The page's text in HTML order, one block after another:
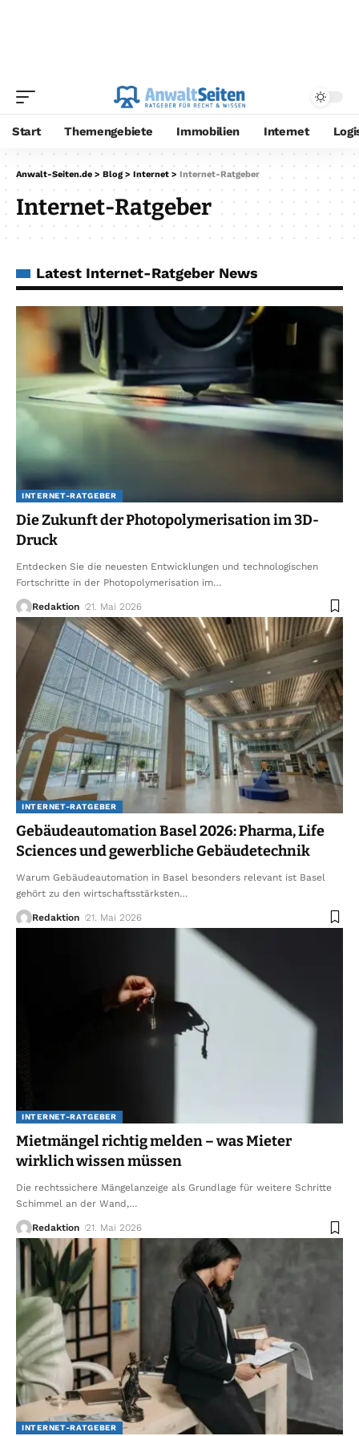
Start Themengebiete Immobilien Internet
Anwalt-Seiten.de > Blog > Internet > Internet-Ratgeber
Internet-Ratgeber
Latest Internet-Ratgeber News
INTERNET-RATGEBER
Die Zukunft der Photopolymerisation im 3D-
Druck
Entdecken Sie die neuesten Entwicklungen und technologischen
Fortschritte in der Photopolymerisation im…
Redaktion 21. Mai 2026
INTERNET-RATGEBER
Gebäudeautomation Basel 2026: Pharma, Life
Sciences und gewerbliche Gebäudetechnik
Warum Gebäudeautomation in Basel besonders relevant ist Basel
gehört zu den wirtschaftsstärksten…
Redaktion 21. Mai 2026
INTERNET-RATGEBER
Mietmängel richtig melden – was Mieter
wirklich wissen müssen
Die rechtssichere Mängelanzeige als Grundlage für weitere Schritte
Schimmel an der Wand,…
Redaktion 21. Mai 2026
INTERNET-RATGEBER